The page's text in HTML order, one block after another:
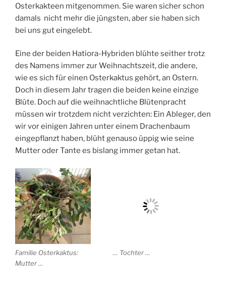
Osterkakteen mitgenommen. Sie waren sicher schon
damals nicht mehr die jüngsten, aber sie haben sich
bei uns gut eingelebt.
Eine der beiden Hatiora-Hybriden blühte seither trotz
des Namens immer zur Weihnachtszeit, die andere,
wie es sich für einen Osterkaktus gehört, an Ostern.
Doch in diesem Jahr tragen die beiden keine einzige
Blüte. Doch auf die weihnachtliche Blütenpracht
müssen wir trotzdem nicht verzichten: Ein Ableger, den
wir vor einigen Jahren unter einem Drachenbaum
eingepflanzt haben, blüht genauso üppig wie seine
Mutter oder Tante es bislang immer getan hat.
Familie Osterkaktus:
Mutter …
… Tochter …